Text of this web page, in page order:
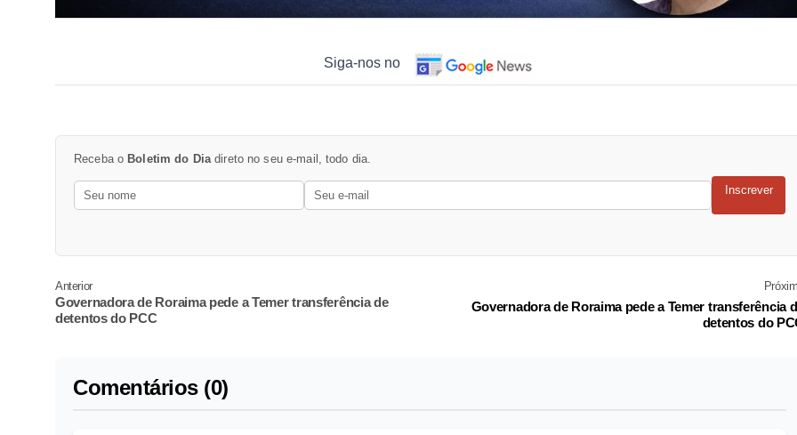
Siga-nos no
Receba o Boletim do Diadireto no seu e-mail, todo dia.
Inscrever
Anterior
Governadora de Roraima pede a Temer transferência de
detentos do PCC
Governadora de Roraima pede a Temer transferência
detentos do
Comentários (0)